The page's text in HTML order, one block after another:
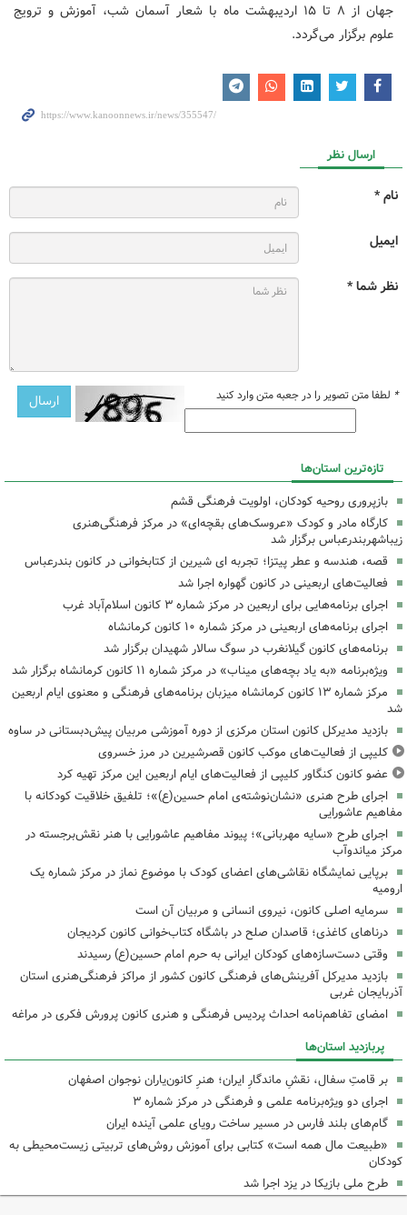
جهان از ۸ تا۱۵ اردیبهشت ماه با شعار آسمان شب، آموزش و ترویج
علوم برگزار می‌گردد.
ارسال نظر
نام *
ایمیل
نظر شما *
* لطفا متن تصویر را در جعبه متن وارد کنید
تازه‌ترین استان‌ها
بازپروری روحیه کودکان، اولویت فرهنگی قشم
کارگاه مادر و کودک «عروسک‌های بقچه‌ای» در مرکز فرهنگی‌هنری
زیباشهربندرعباس برگزار شد
قصه، هندسه و عطر پیتزا؛ تجربه ای شیرین از کتابخوانی در کانون بندرعباس
فعالیت‌های اربعینی در کانون گهواره اجرا شد
اجرای برنامه‌هایی برای اربعین در مرکز شماره ۳ کانون اسلام‌آباد غرب
اجرای برنامه‌های اربعینی در مرکز شماره ۱۰ کانون کرمانشاه
برنامه‌های کانون گیلانغرب در سوگ سالار شهیدان برگزار شد
ویژه‌برنامه «به یاد بچه‌های میناب» در مرکز شماره ۱۱ کانون کرمانشاه برگزار شد
مرکز شماره ۱۳ کانون کرمانشاه میزبان برنامه‌های فرهنگی و معنوی ایام اربعین
شد
بازدید مدیرکل کانون استان مرکزی از دوره آموزشی مربیان پیش‌دبستانی در ساوه
کلیپی از فعالیت‌های موکب کانون قصرشیرین در مرز خسروی
عضو کانون کنگاور کلیپی از فعالیت‌های ایام اربعین این مرکز تهیه کرد
اجرای طرح هنری «نشان‌نوشته‌ی امام حسین(ع)»؛ تلفیق خلاقیت کودکانه با
مفاهیم عاشورایی
اجرای طرح «سایه مهربانی»؛ پیوند مفاهیم عاشورایی با هنر نقش‌برجسته در
مرکز میاندوآب
برپایی نمایشگاه نقاشی‌های اعضای کودک با موضوع نماز در مرکز شماره یک
ارومیه
سرمایه اصلی کانون، نیروی انسانی و مربیان آن است
درناهای کاغذی؛ قاصدان صلح در باشگاه کتاب‌خوانی کانون کردیجان
وقتی دست‌سازه‌های کودکان ایرانی به حرم امام حسین(ع) رسیدند
بازدید مدیرکل آفرینش‌های فرهنگی کانون کشور از مراکز فرهنگی‌هنری استان
آذربایجان غربی
امضای تفاهم‌نامه احداث پردیس فرهنگی و هنری کانون پرورش فکری در مراغه
پربازدید استان‌ها
بر قامتِ سفال، نقشِ ماندگارِ ایران؛ هنرِ کانون‌یاران نوجوان اصفهان
اجرای دو ویژه‌برنامه علمی و فرهنگی در مرکز شماره ۳
گام‌های بلند فارس در مسیر ساخت رویای علمی آینده ایران
«طبیعت مال همه است» کتابی برای آموزش روش‌های تربیتی زیست‌محیطی به
کودکان
طرح ملی بازیکا در یزد اجرا شد